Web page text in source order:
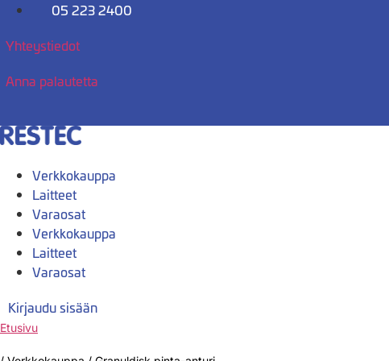
Mene
05 223 2400
Yhteystiedot
Anna palautetta
Verkkokauppa
Laitteet
Varaosat
Verkkokauppa
Laitteet
Varaosat
Kirjaudu sisään
Etusivu